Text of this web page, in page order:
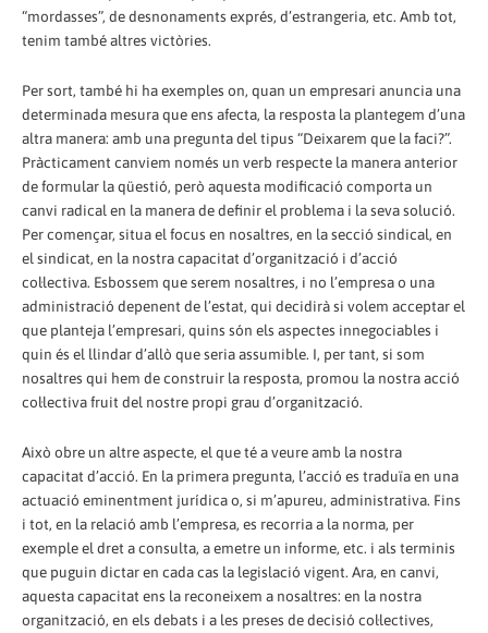
“mordasses”, de desnonaments exprés, d’estrangeria, etc. Amb tot,
tenim també altres victòries.
Per sort, també hi ha exemples on, quan un empresari anuncia una
determinada mesura que ens afecta, la resposta la plantegem d’una
altra manera: amb una pregunta del tipus “Deixarem que la faci?”.
Pràcticament canviem només un verb respecte la manera anterior
de formular la qüestió, però aquesta modificació comporta un
canvi radical en la manera de definir el problema i la seva solució.
Per començar, situa el focus en nosaltres, en la secció sindical, en
el sindicat, en la nostra capacitat d’organització i d’acció
col·lectiva. Esbossem que serem nosaltres, i no l’empresa o una
administració depenent de l’estat, qui decidirà si volem acceptar el
que planteja l’empresari, quins són els aspectes innegociables i
quin és el llindar d’allò que seria assumible. I, per tant, si som
nosaltres qui hem de construir la resposta, promou la nostra acció
col·lectiva fruit del nostre propi grau d’organització.
Això obre un altre aspecte, el que té a veure amb la nostra
capacitat d’acció. En la primera pregunta, l’acció es traduïa en una
actuació eminentment jurídica o, si m’apureu, administrativa. Fins
i tot, en la relació amb l’empresa, es recorria a la norma, per
exemple el dret a consulta, a emetre un informe, etc. i als terminis
que puguin dictar en cada cas la legislació vigent. Ara, en canvi,
aquesta capacitat ens la reconeixem a nosaltres: en la nostra
organització, en els debats i a les preses de decisió col·lectives,